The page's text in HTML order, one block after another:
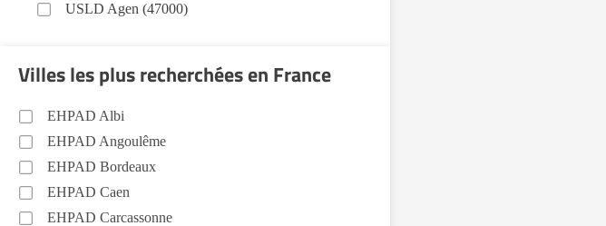
USLD Agen (47000)
Villes les plus recherchées en France
EHPAD Albi
EHPAD Angoulême
EHPAD Bordeaux
EHPAD Caen
EHPAD Carcassonne